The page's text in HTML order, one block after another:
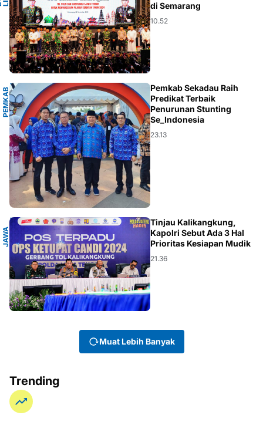
di Semarang
10.52
P
E
M
K
A
B
S
E
K
A
D
AU
Pemkab Sekadau Raih
Predikat Terbaik
Penurunan Stunting
Se_Indonesia
23.13
J
A
W
A
T
E
N
G
AH
Tinjau Kalikangkung,
Kapolri Sebut Ada 3 Hal
Prioritas Kesiapan Mudik
21.36
Muat Lebih Banyak
Trending